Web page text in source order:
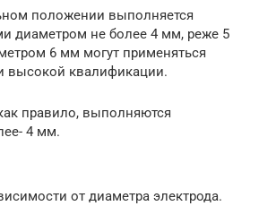
положении выполняется
диаметром не более 4 мм, реже 5
6 мм могут применяться
высокой квалификации.
правило, выполняются
4 мм.
от диаметра электрода.